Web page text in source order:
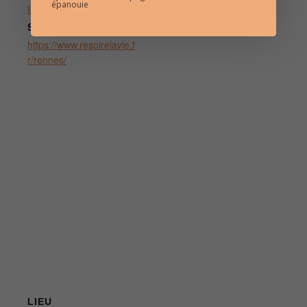
Ikigaï
Site :
https://www.respirelavie.f
r/rennes/
LIEU
épanouie